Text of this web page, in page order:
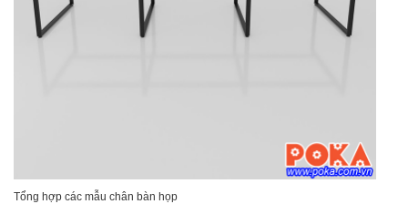
Tổng hợp các mẫu chân bàn họp